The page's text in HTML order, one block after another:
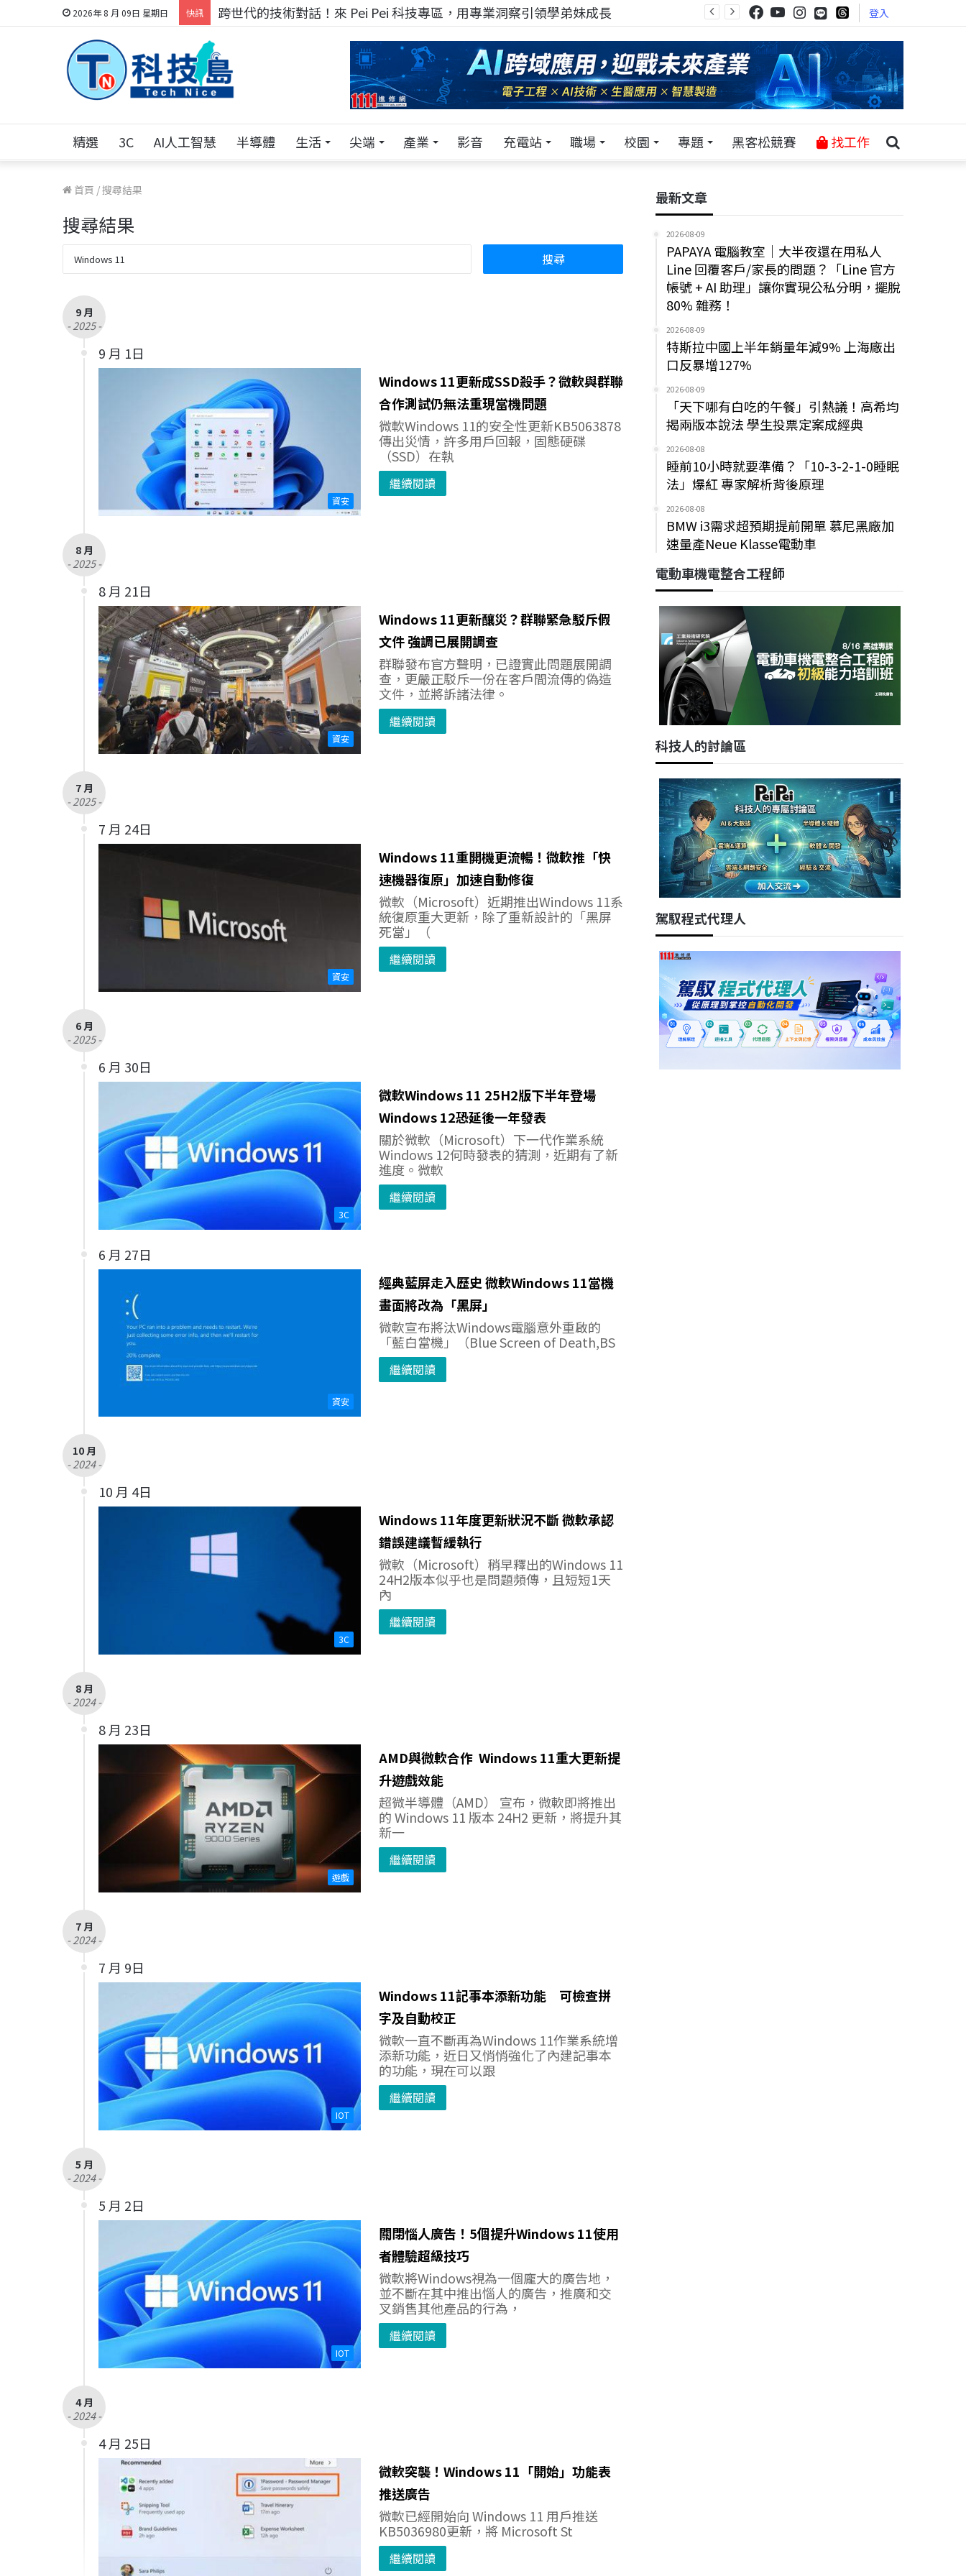
2026年 8 月 09日 星期日 快訊 科技人的經驗傳承地！在 Pei Pei 科技專區，與學弟妹交流最硬核的技術 登入
精選 3C AI人工智慧 半導體 生活 尖端 產業 影音 充電站 職場 校園 專題 黑客松競賽 找工作
首頁 /搜尋結果
搜尋結果
9 月
- 2025 -
9 月 1日
資安
Windows 11更新成SSD殺手？微軟與群聯
合作測試仍無法重現當機問題
微軟Windows 11的安全性更新KB5063878
傳出災情，許多用戶回報，固態硬碟
（SSD）在執
繼續閱讀
8 月
- 2025 -
8 月 21日
資安
Windows 11更新釀災？群聯緊急駁斥假
文件 強調已展開調查
群聯發布官方聲明，已證實此問題展開調
查，更嚴正駁斥一份在客戶間流傳的偽造
文件，並將訴諸法律。
繼續閱讀
7 月
- 2025 -
7 月 24日
資安
Windows 11重開機更流暢！微軟推「快
速機器復原」加速自動修復
微軟（Microsoft）近期推出Windows 11系
統復原重大更新，除了重新設計的「黑屏
死當」（
繼續閱讀
6 月
- 2025 -
6 月 30日
3C
微軟Windows 11 25H2版下半年登場
Windows 12恐延後一年發表
關於微軟（Microsoft）下一代作業系統
Windows 12何時發表的猜測，近期有了新
進度。微軟
繼續閱讀
6 月 27日
資安
經典藍屏走入歷史 微軟Windows 11當機
畫面將改為「黑屏」
微軟宣布將汰Windows電腦意外重啟的
「藍白當機」（Blue Screen of Death,BS
繼續閱讀
10 月
- 2024 -
10 月 4日
3C
Windows 11年度更新狀況不斷 微軟承認
錯誤建議暫緩執行
微軟（Microsoft）稍早釋出的Windows 11
24H2版本似乎也是問題頻傳，且短短1天
內
繼續閱讀
8 月
- 2024 -
8 月 23日
遊戲
AMD與微軟合作 Windows 11重大更新提
升遊戲效能
超微半導體（AMD） 宣布，微軟即將推出
的 Windows 11 版本 24H2 更新，將提升其
新一
繼續閱讀
7 月
- 2024 -
7 月 9日
IOT
Windows 11記事本添新功能 可檢查拼
字及自動校正
微軟一直不斷再為Windows 11作業系統增
添新功能，近日又悄悄強化了內建記事本
的功能，現在可以跟
繼續閱讀
5 月
- 2024 -
5 月 2日
IOT
關閉惱人廣告！5個提升Windows 11使用
者體驗超級技巧
微軟將Windows視為一個龐大的廣告地，
並不斷在其中推出惱人的廣告，推廣和交
叉銷售其他產品的行為，
繼續閱讀
4 月
- 2024 -
4 月 25日
微軟突襲！Windows 11「開始」功能表
推送廣告
微軟已經開始向 Windows 11 用戶推送
KB5036980更新，將 Microsoft St
繼續閱讀
最新文章
2026-08-09
PAPAYA 電腦教室｜大半夜還在用私人
Line 回覆客戶/家長的問題？「Line 官方
帳號 + AI 助理」讓你實現公私分明，擺脫
80% 雜務！
2026-08-09
特斯拉中國上半年銷量年減9% 上海廠出
口反暴增127%
2026-08-09
「天下哪有白吃的午餐」引熱議！高希均
揭兩版本說法 學生投票定案成經典
2026-08-08
睡前10小時就要準備？「10-3-2-1-0睡眠
法」爆紅 專家解析背後原理
2026-08-08
BMW i3需求超預期提前開單 慕尼黑廠加
速量產Neue Klasse電動車
電動車機電整合工程師
科技人的討論區
駕馭程式代理人